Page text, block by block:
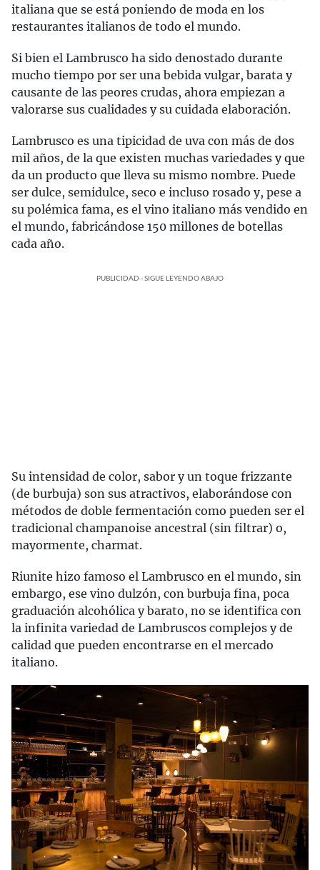
italiana que se está poniendo de moda en los
restaurantes italianos de todo el mundo.
Si bien el Lambrusco ha sido denostado durante
mucho tiempo por ser una bebida vulgar, barata y
causante de las peores crudas, ahora empiezan a
valorarse sus cualidades y su cuidada elaboración.
Lambrusco es una tipicidad de uva con más de dos
mil años, de la que existen muchas variedades y que
da un producto que lleva su mismo nombre. Puede
ser dulce, semidulce, seco e incluso rosado y, pese a
su polémica fama, es el vino italiano más vendido en
el mundo, fabricándose 150 millones de botellas
cada año.
PUBLICIDAD - SIGUE LEYENDO ABAJO
Su intensidad de color, sabor y un toque frizzante
(de burbuja) son sus atractivos, elaborándose con
métodos de doble fermentación como pueden ser el
tradicional champanoise ancestral (sin filtrar) o,
mayormente, charmat.
Riunite hizo famoso el Lambrusco en el mundo, sin
embargo, ese vino dulzón, con burbuja fina, poca
graduación alcohólica y barato, no se identifica con
la infinita variedad de Lambruscos complejos y de
calidad que pueden encontrarse en el mercado
italiano.